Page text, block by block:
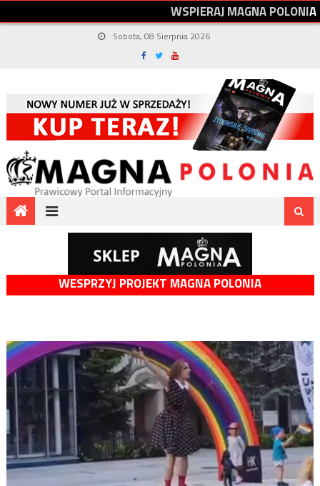
WSPIERAJMAGNAPOLONIA
Sobota, 08 Sierpnia 2026
WESPRZYJ PROJEKT MAGNA POLONIA